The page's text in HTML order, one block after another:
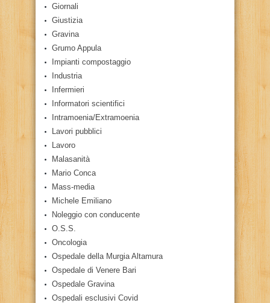
Giornali
Giustizia
Gravina
Grumo Appula
Impianti compostaggio
Industria
Infermieri
Informatori scientifici
Intramoenia/Extramoenia
Lavori pubblici
Lavoro
Malasanità
Mario Conca
Mass-media
Michele Emiliano
Noleggio con conducente
O.S.S.
Oncologia
Ospedale della Murgia Altamura
Ospedale di Venere Bari
Ospedale Gravina
Ospedali esclusivi Covid